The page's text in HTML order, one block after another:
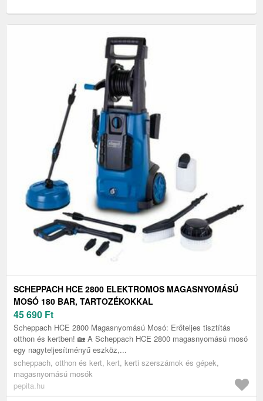
SCHEPPACH HCE 2800 ELEKTROMOS MAGASNYOMÁSÚ
MOSÓ 180 BAR, TARTOZÉKOKKAL
45 690 Ft
Scheppach HCE 2800 Magasnyomású Mosó: Erőteljes tisztítás
otthon és kertben! 🏡 A Scheppach HCE 2800 magasnyomású mosó
egy nagyteljesítményű eszköz,...
scheppach, otthon és kert, kert, kerti szerszámok és gépek,
magasnyomású mosók
pepita.hu